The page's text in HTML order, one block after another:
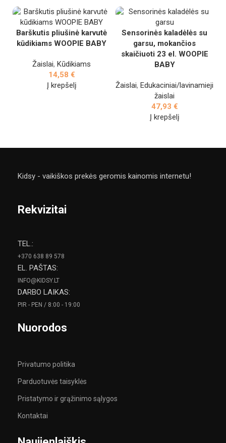
Barškutis pliušinė karvutė
kūdikiams WOOPIE BABY
Žaislai, Kūdikiams
14,58 €
Į krepšelį
Sensorinės kaladėlės su
garsu, mokančios
skaičiuoti 23 el. WOOPIE
BABY
Žaislai, Edukaciniai/lavinamieji
žaislai
47,93 €
Į krepšelį
Kidsy - vaikiškos prekės geromis kainomis internetu!
Rekvizitai
TEL.:
+370 638 89 578
EL. PAŠTAS:
INFO@KIDSY.LT
DARBO LAIKAS:
PIR - PEN / 8:00 - 19:00
Nuorodos
Privatumo politika
Parduotuvės taisyklės
Pristatymo ir grąžinimo sąlygos
Kontaktai